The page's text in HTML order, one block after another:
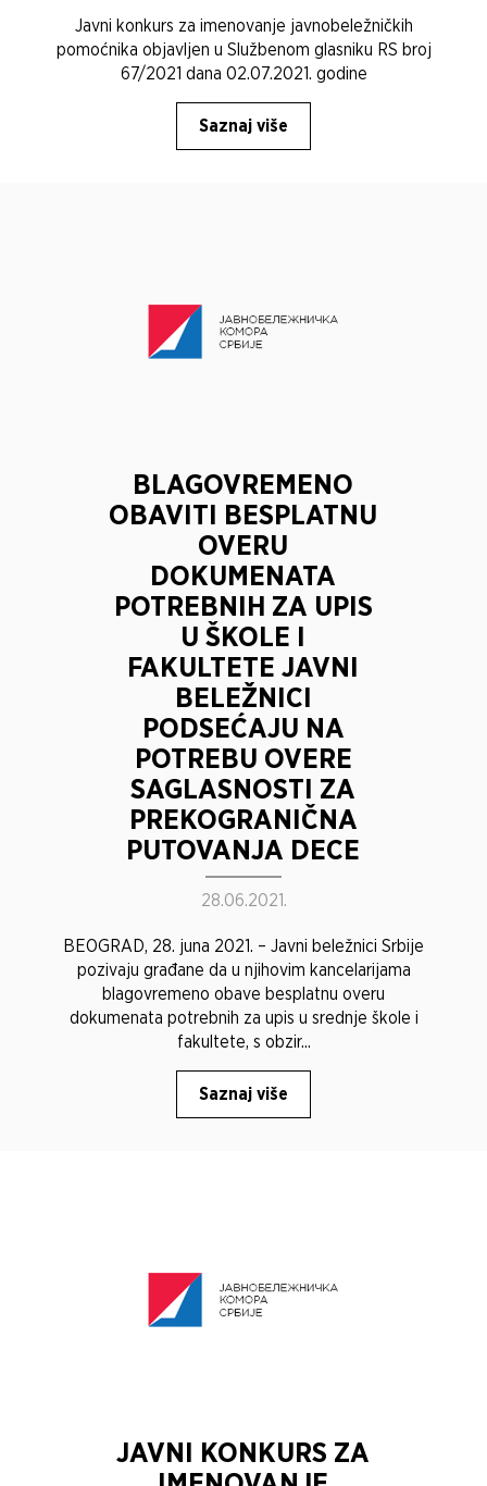
Javni konkurs za imenovanje javnobeležničkih
pomoćnika objavljen u Službenom glasniku RS broj
67/2021 dana 02.07.2021. godine
Saznaj više
BLAGOVREMENO
OBAVITI BESPLATNU
OVERU
DOKUMENATA
POTREBNIH ZA UPIS
U ŠKOLE I
FAKULTETE JAVNI
BELEŽNICI
PODSEĆAJU NA
POTREBU OVERE
SAGLASNOSTI ZA
PREKOGRANIČNA
PUTOVANJA DECE
28.06.2021.
BEOGRAD, 28. juna 2021. – Javni beležnici Srbije
pozivaju građane da u njihovim kancelarijama
blagovremeno obave besplatnu overu
dokumenata potrebnih za upis u srednje škole i
fakultete, s obzir...
Saznaj više
JAVNI KONKURS ZA